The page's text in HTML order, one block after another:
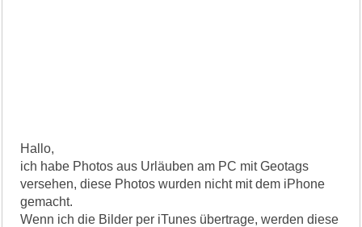
Hallo,
ich habe Photos aus Urläuben am PC mit Geotags
versehen, diese Photos wurden nicht mit dem iPhone
gemacht.
Wenn ich die Bilder per iTunes übertrage, werden diese